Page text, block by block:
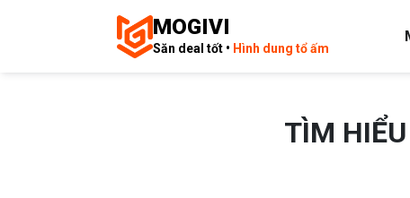
MOGIVI
Săn deal tốt • Hình dung tổ ấm
TÌM